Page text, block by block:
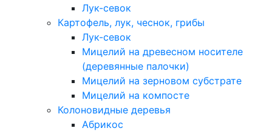
Лук-севок
Картофель, лук, чеснок, грибы
Лук-севок
Мицелий на древесном носителе
(деревянные палочки)
Мицелий на зерновом субстрате
Мицелий на компосте
Колоновидные деревья
Абрикос